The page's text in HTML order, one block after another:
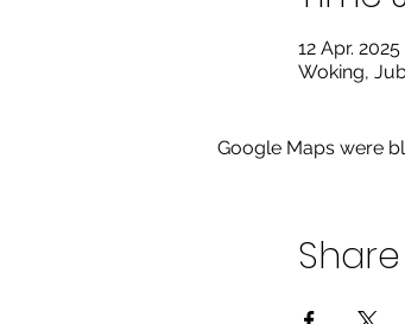
12 Apr.
Woking,
Google Maps were